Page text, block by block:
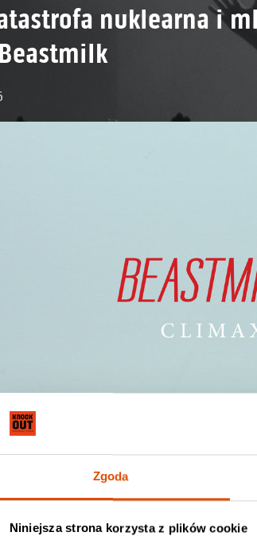
Zgoda
Niniejsza strona korzysta z plików cookie
nuklearna i